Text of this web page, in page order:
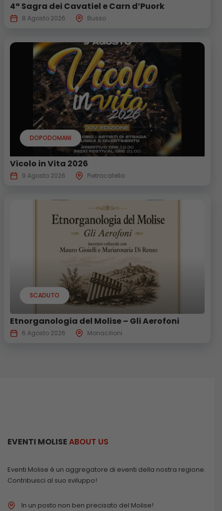
4ª Sagra dei Cavatiel e Carn d’Puork
8 Agosto 2026 Busso
DOPODOMANI
Vicolo in Vita 2026
9 Agosto 2026 Pietracatella
SCADUTO
Etnorganologia del Molise – Gli Aerofoni
6 Agosto 2026 Monacilioni
EVENTI MOLISEABOUT US
Eventi Molise è un aggregatore di eventi della nostra regione.
Contribuisci al suo sviluppo!
In un posto non ben precisato del Molise!